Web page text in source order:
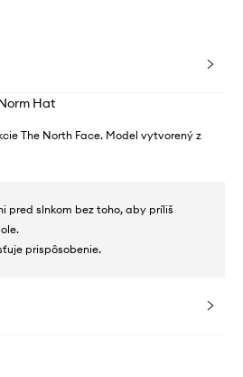
Hat
The North Face. Model vytvorený z
pred slnkom bez toho, aby príliš
prispôsobenie.